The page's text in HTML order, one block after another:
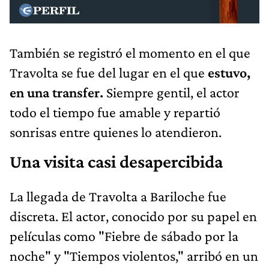
También se registró el momento en el que
Travolta se fue del lugar en el que estuvo,
en una transfer. Siempre gentil, el actor
todo el tiempo fue amable y repartió
sonrisas entre quienes lo atendieron.
Una visita casi desapercibida
La llegada de Travolta a Bariloche fue
discreta. El actor, conocido por su papel en
películas como "Fiebre de sábado por la
noche" y "Tiempos violentos," arribó en un